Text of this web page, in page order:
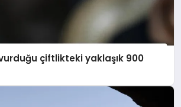
çiftlikteki yaklaşık 900